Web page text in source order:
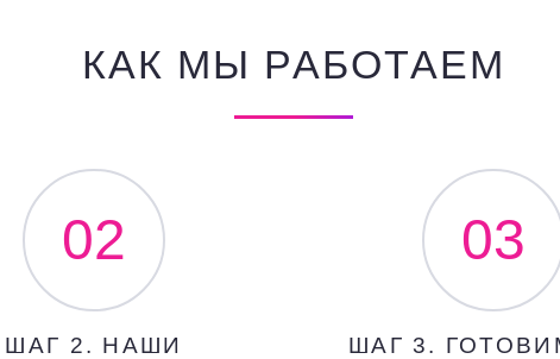
КАК МЫ РАБОТАЕМ
02
ШАГ 2. НАШИ
03
ШАГ 3.